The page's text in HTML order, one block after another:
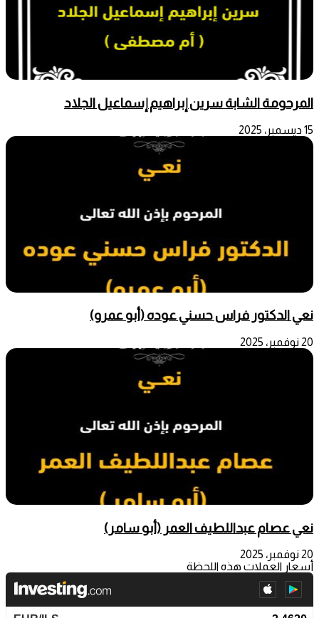
المرحومة الشابة سرين إبراهيم إسماعيل الجلاد
15 ديسمبر، 2025
نعي الدكتور فراس حسني عوده (أبو عمرو)
20 نوفمبر، 2025
نعي عصام عبداللطيف العمر (أبو سامر)
20 نوفمبر، 2025
أسعار العملات هذه اللحظة